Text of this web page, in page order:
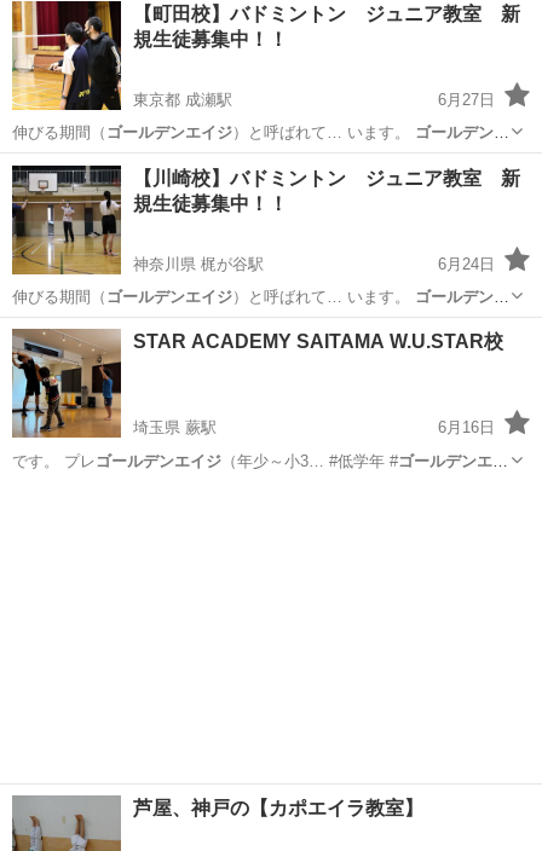
【町田校】バドミントン ジュニア教室 新
規生徒募集中！！
東京都 成瀬駅
6月27日
伸びる期間（ ゴールデンエイジ）と呼ばれて… います。 ゴールデンエ
イジに運動するこ…
東京 町田市 成瀬駅 バドミントン
【川崎校】バドミントン ジュニア教室 新
規生徒募集中！！
神奈川県 梶が谷駅
6月24日
伸びる期間（ ゴールデンエイジ）と呼ばれて… います。 ゴールデンエ
イジに運動するこ…
神奈川 川崎市
STAR ACADEMY SAITAMA W.U.STAR校
埼玉県 蕨駅
6月16日
です。 プレ ゴールデンエイジ（年少～小3… #低学年 #ゴールデンエイ
芦屋、神戸の【カポエイラ教室】